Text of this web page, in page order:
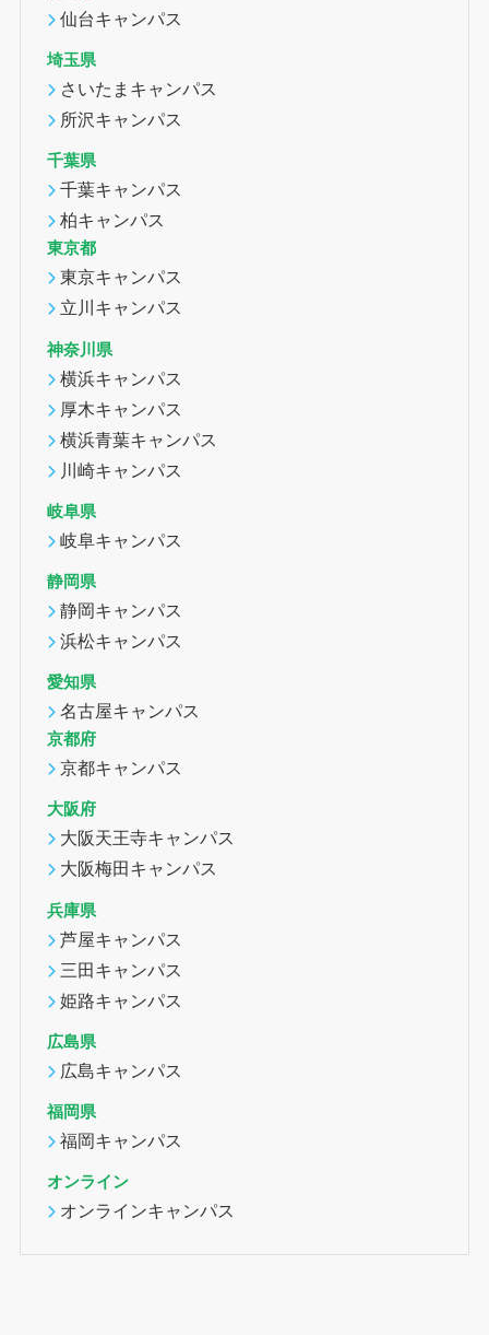
仙台キャンパス
埼玉県
さいたまキャンパス
所沢キャンパス
千葉県
千葉キャンパス
柏キャンパス
東京都
東京キャンパス
立川キャンパス
神奈川県
横浜キャンパス
厚木キャンパス
横浜青葉キャンパス
川崎キャンパス
岐阜県
岐阜キャンパス
静岡県
静岡キャンパス
浜松キャンパス
愛知県
名古屋キャンパス
京都府
京都キャンパス
大阪府
大阪天王寺キャンパス
大阪梅田キャンパス
兵庫県
芦屋キャンパス
三田キャンパス
姫路キャンパス
広島県
広島キャンパス
福岡県
福岡キャンパス
オンライン
オンラインキャンパス